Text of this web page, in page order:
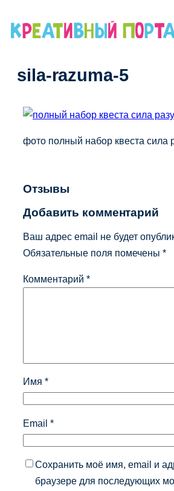
sila-razuma-5
фото полный набор квеста сила
Отзывы
Добавить комментарий
Ваш адрес email не будет
Обязательные поля помечены *
Комментарий *
Имя *
Email *
Сохранить моё имя, email и
браузере для последующих